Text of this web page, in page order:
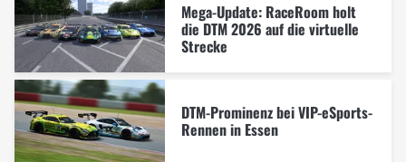
Mega-Update: RaceRoom holt
die DTM 2026 auf die virtuelle
Strecke
DTM-Prominenz bei VIP-eSports-
Rennen in Essen